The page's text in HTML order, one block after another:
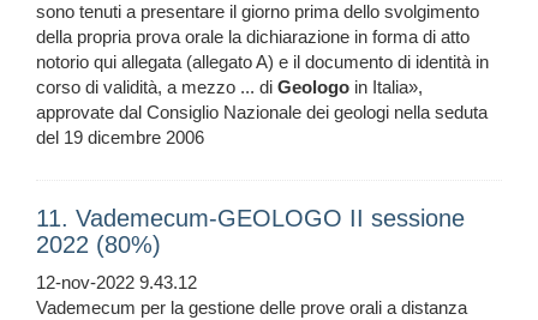
sono tenuti a presentare il giorno prima dello svolgimento
della propria prova orale la dichiarazione in forma di atto
notorio qui allegata (allegato A) e il documento di identità in
corso di validità, a mezzo ... di Geologo in Italia»,
approvate dal Consiglio Nazionale dei geologi nella seduta
del 19 dicembre 2006
11. Vademecum-GEOLOGO II sessione
2022 (80%)
12-nov-2022 9.43.12
Vademecum per la gestione delle prove orali a distanza